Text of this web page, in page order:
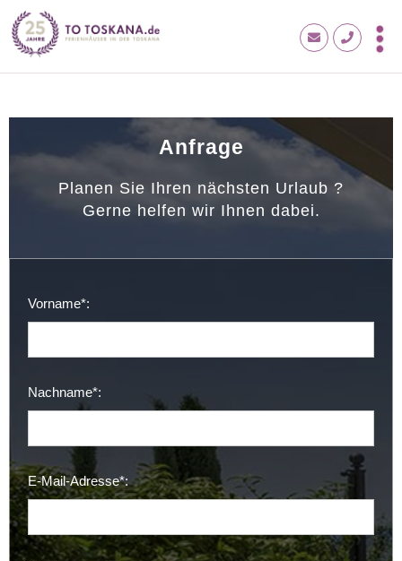
Anfrage
Planen Sie Ihren nächsten Urlaub ?
Gerne helfen wir Ihnen dabei.
Vorname*:
Nachname*:
E-Mail-Adresse*: